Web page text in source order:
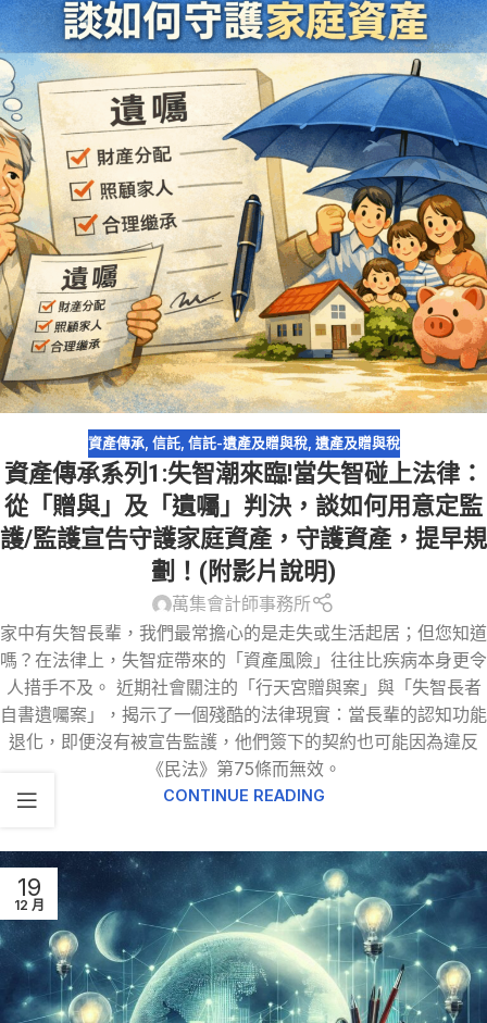
資產傳承, 信託, 信託-遺產及贈與稅, 遺產及贈與稅
資產傳承系列1:失智潮來臨!當失智碰上法律：
從「贈與」及「遺囑」判決，談如何用意定監
護/監護宣告守護家庭資產，守護資產，提早規
劃！(附影片說明)
萬集會計師事務所
家中有失智長輩，我們最常擔心的是走失或生活起居；但您知道
嗎？在法律上，失智症帶來的「資產風險」往往比疾病本身更令
人措手不及。 近期社會關注的「行天宮贈與案」與「失智長者
自書遺囑案」，揭示了一個殘酷的法律現實：當長輩的認知功能
退化，即便沒有被宣告監護，他們簽下的契約也可能因為違反
《民法》第75條而無效。
CONTINUE READING
19
12 月